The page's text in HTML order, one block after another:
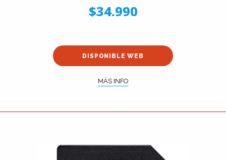
$34.990
DISPONIBLE WEB
MÁS INFO